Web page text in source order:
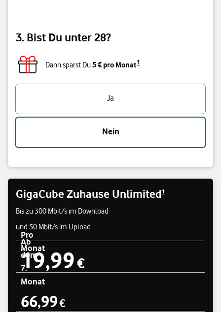
3. Bist Du unter 28?
Dann sparst Du5 € pro Monat1.
Ja
Nein
GigaCube Zuhause Unlimited1
Bis zu 300 Mbit/s im Download
und 50 Mbit/s im Upload
Preisübersicht
Pro
Monat
19,99 €
19,99 €
Ab
dem
7.
Monat
66,99 €
66,99€